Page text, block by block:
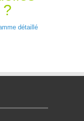
?
détaillé